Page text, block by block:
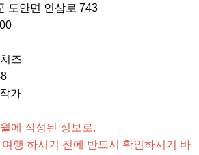
도안면 인삼로 743
즈
가
에 작성된 정보로,
행 하시기 전에 반드시 확인하시기 바